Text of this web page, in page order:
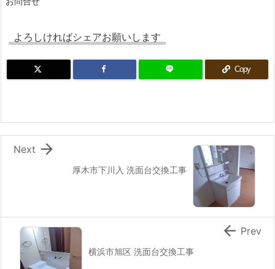
よろしければシェアお願いします
Copy
厚木市下川入 洗面台交換工事

Next
横浜市旭区 洗面台交換工事
 Prev